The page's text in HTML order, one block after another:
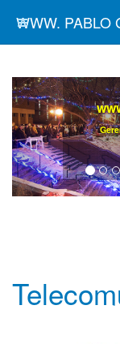
WWW. PABLO